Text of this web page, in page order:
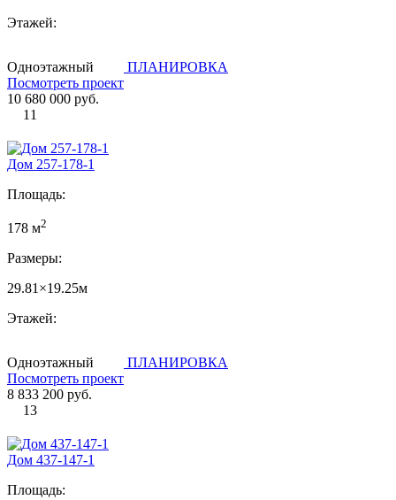
Этажей:
Одноэтажный
ПЛАНИРОВКА
Посмотреть проект
10 680 000 руб.
11
Дом 257-178-1
Площадь:
178 м2
Размеры:
29.81×19.25м
Этажей:
Одноэтажный
ПЛАНИРОВКА
Посмотреть проект
8 833 200 руб.
13
Дом 437-147-1
Площадь: